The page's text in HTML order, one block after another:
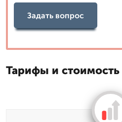
Задать вопрос
Тарифы и стоимость